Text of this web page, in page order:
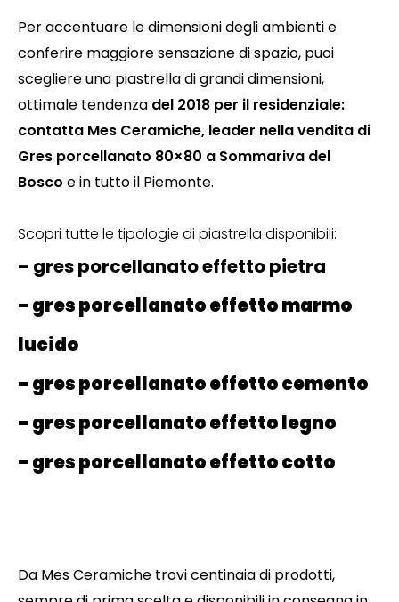
Per accentuare le dimensioni degli ambienti e
conferire maggiore sensazione di spazio, puoi
scegliere una piastrella di grandi dimensioni,
ottimale tendenza del 2018 per il residenziale:
contatta Mes Ceramiche, leader nella vendita di
Gres porcellanato 80×80 a Sommariva del
Bosco e in tutto il Piemonte.
Scopri tutte le tipologie di piastrella disponibili:
– gres porcellanato effetto pietra
– gres porcellanato effetto marmo
lucido
– gres porcellanato effetto cemento
– gres porcellanato effetto legno
– gres porcellanato effetto cotto
Da Mes Ceramiche trovi centinaia di prodotti,